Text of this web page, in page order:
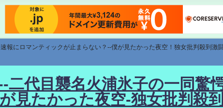
報にロマンティックが止まらない？--僕が見たかった夜空！独女批判殺到
代目襲名火浦氷子の一同驚
見たかった夜空-独女批判殺